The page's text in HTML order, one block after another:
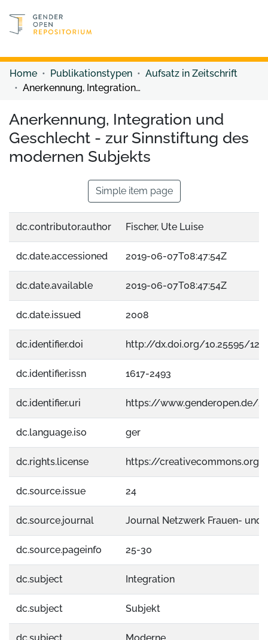
Discover content
Home Publikationstypen
Aufsatz in Zeitschrift
Anerkennung, Integration und Geschlecht - zur Sinnstiftung des modernen Subjekts
Anerkennung, Integration und
Geschlecht - zur Sinnstiftung des
modernen Subjekts
Simple item page
dc.contributor.author Fischer, Ute Luise
dc.date.accessioned 2019-06-07T08:47:54Z
dc.date.available 2019-06-07T08:47:54Z
dc.date.issued 2008
dc.identifier.doi http://dx.doi.org/10.25595/
dc.identifier.issn 1617-2493
dc.identifier.uri https://www.genderopen.de/
dc.language.iso ger
dc.rights.license https://
dc.source.issue 24
dc.source.journal Journal Netzwerk Frauen- und
dc.source.pageinfo 25-30
dc.subject Integration
dc.subject Subjekt